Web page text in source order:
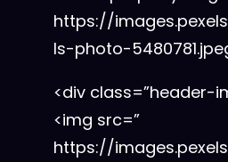
https://
ls-photo-
<div class=”header-
<img src=”
https://